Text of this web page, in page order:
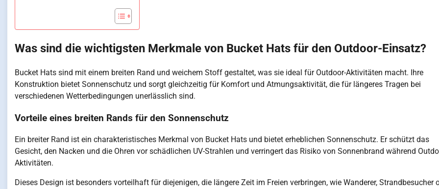
Was sind die wichtigsten Merkmale von Bucket Hats für den Outdoor-Einsatz?
Bucket Hats sind mit einem breiten Rand und weichem Stoff gestaltet, was sie ideal für Outdoor-Aktivitäten macht. Ihre
Konstruktion bietet Sonnenschutz und sorgt gleichzeitig für Komfort und Atmungsaktivität, die für längeres Tragen bei
verschiedenen Wetterbedingungen unerlässlich sind.
Vorteile eines breiten Rands für den Sonnenschutz
Ein breiter Rand ist ein charakteristisches Merkmal von Bucket Hats und bietet erheblichen Sonnenschutz. Er schützt das
Gesicht, den Nacken und die Ohren vor schädlichen UV-Strahlen und verringert das Risiko von Sonnenbrand während
Aktivitäten.
Dieses Design ist besonders vorteilhaft für diejenigen, die längere Zeit im Freien verbringen, wie Wanderer, Strandbesucher